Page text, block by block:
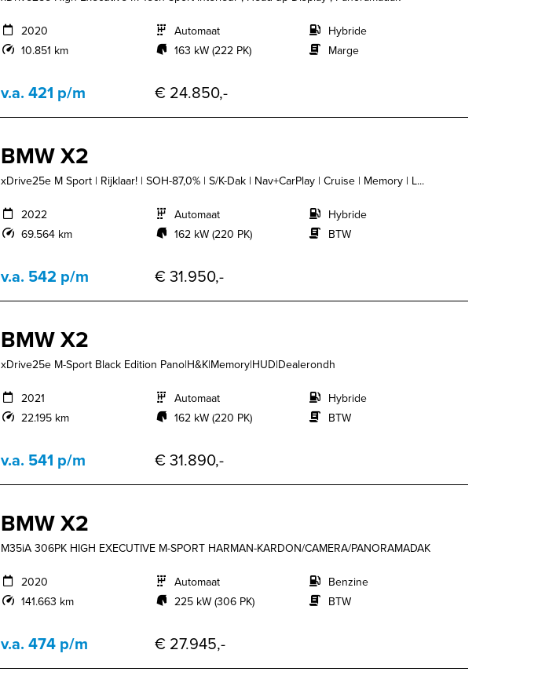
2020
10.851 km
Automaat
163 kW (222 PK)
Hybride
Marge
v.a. 421 p/m € 24.850,-
BMW X2
xDrive25e M Sport | Rijklaar! | SOH-87,0% | S/K-Dak | Nav+CarPlay | Cruise | Memory | L...
2022
69.564 km
Automaat
162 kW (220 PK)
Hybride
BTW
v.a. 542 p/m € 31.950,-
BMW X2
xDrive25e M-Sport Black Edition Pano|H&K|Memory|HUD|Dealerondh
2021
22.195 km
Automaat
162 kW (220 PK)
Hybride
BTW
v.a. 541 p/m € 31.890,-
BMW X2
M35iA 306PK HIGH EXECUTIVE M-SPORT HARMAN-KARDON/CAMERA/PANORAMADAK
2020
141.663 km
Automaat
225 kW (306 PK)
Benzine
BTW
v.a. 474 p/m € 27.945,-